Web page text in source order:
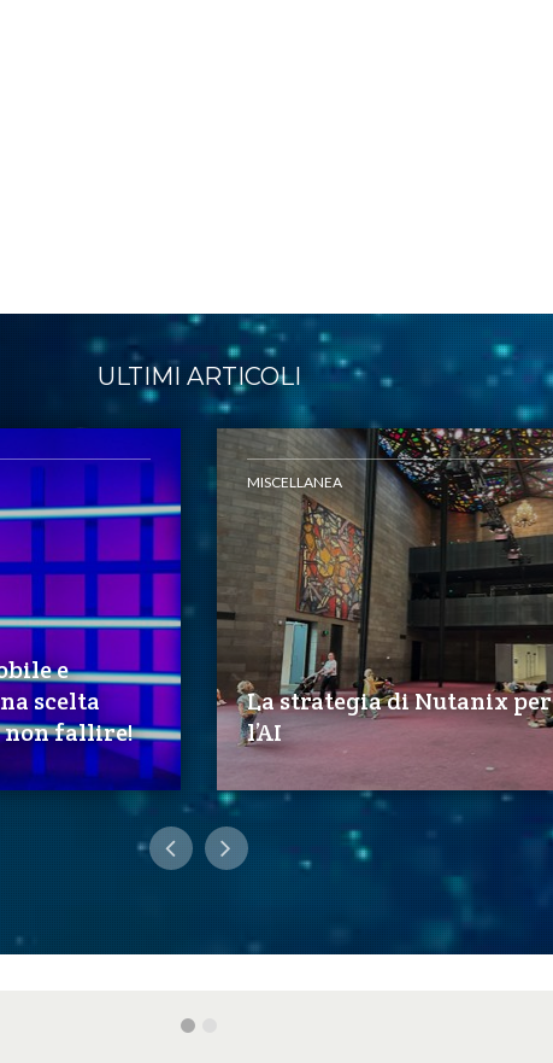
ULTIMI ARTICOLI
e
scelta
non fallire!
MISCELLANEA
La strategia di Nutanix per
l’AI